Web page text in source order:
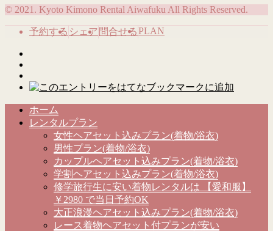
© 2021. Kyoto Kimono Rental Aiwafuku All Rights Reserved.
予約する シェア 問合せるPLAN
ホーム
レンタルプラン
女性ヘアセット込みプラン(着物/浴衣)
男性プラン(着物/浴衣)
カップルヘアセット込みプラン(着物/浴衣)
学割ヘアセット込みプラン(着物/浴衣)
修学旅行生に安い着物レンタルは 【愛和服】
￥2980 で当日予約OK
大正浪漫ヘアセット込みプラン(着物/浴衣)
レース着物ヘアセット付プランが安い